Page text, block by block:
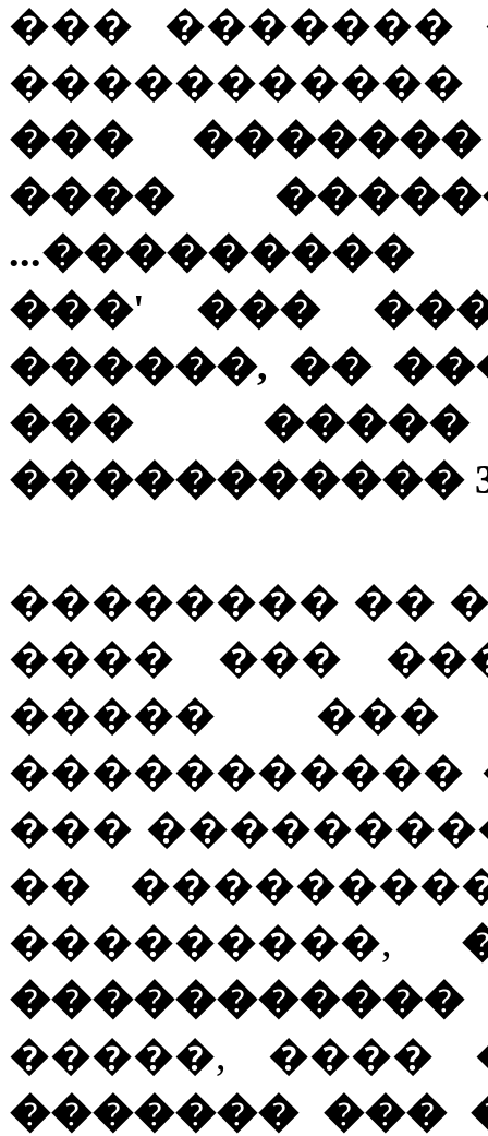
��� �������
���
����
���' ���
������, ��
��� �����
�����������
�������� ��
���� ���
����� ���
�����������
���
��
���������,
�����������
�����, ����
������� ���